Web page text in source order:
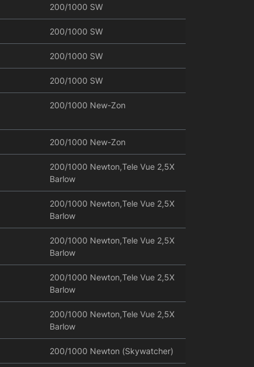
200/1000 SW
200/1000 SW
200/1000 SW
200/1000 SW
200/1000 New-Zon
200/1000 New-Zon
200/1000 Newton,Tele Vue 2,5X
Barlow
200/1000 Newton,Tele Vue 2,5X
Barlow
200/1000 Newton,Tele Vue 2,5X
Barlow
200/1000 Newton,Tele Vue 2,5X
Barlow
200/1000 Newton,Tele Vue 2,5X
Barlow
200/1000 Newton (Skywatcher)